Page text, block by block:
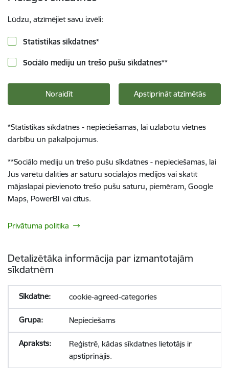
Lūdzu, atzīmējiet savu izvēli:
Statistikas sīkdatnes*
Sociālo mediju un trešo pušu sīkdatnes**
Noraidīt Apstiprināt atzīmētās
*Statistikas sīkdatnes - nepieciešamas, lai uzlabotu vietnes
darbību un pakalpojumus.
**Sociālo mediju un trešo pušu sīkdatnes - nepieciešamas, lai
Jūs varētu dalīties ar saturu sociālajos medijos vai skatīt
mājaslapai pievienoto trešo pušu saturu, piemēram, Google
Maps, PowerBI vai citus.
Privātuma politika
Detalizētāka informācija par izmantotajām
sīkdatnēm
cookie-agreed-categories
Nepieciešams
Reģistrē, kādas sīkdatnes lietotājs ir
apstiprinājis.